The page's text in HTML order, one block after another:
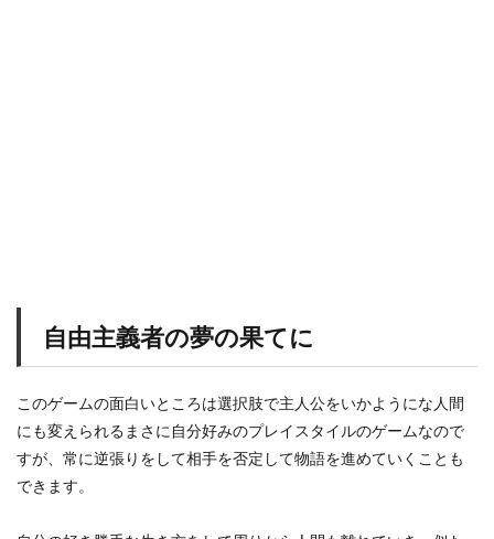
自由主義者の夢の果てに
このゲームの面白いところは選択肢で主人公をいかようにな人間
にも変えられるまさに自分好みのプレイスタイルのゲームなので
すが、常に逆張りをして相手を否定して物語を進めていくことも
できます。